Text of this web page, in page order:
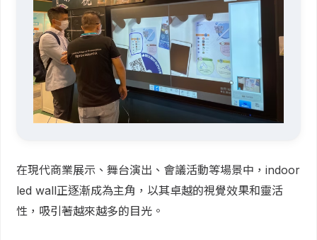
在現代商業展示、舞台演出、會議活動等場景中，indoor
led wall正逐漸成為主角，以其卓越的視覺效果和靈活
性，吸引著越來越多的目光。